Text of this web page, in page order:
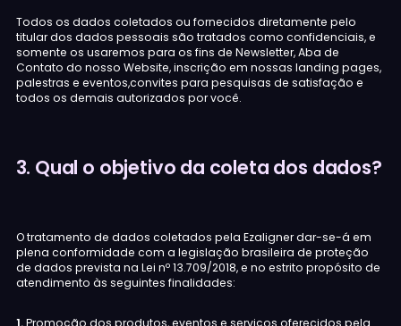
Todos os dados coletados ou fornecidos diretamente pelo
titular dos dados pessoais são tratados como confidenciais, e
somente os usaremos para os fins de Newsletter, Aba de
Contato do nosso Website, inscrição em nossas landing pages,
palestras e eventos,convites para pesquisas de satisfação e
todos os demais autorizados por você.
3. Qual o objetivo da coleta dos dados?
O tratamento de dados coletados pela Ezaligner dar-se-á em
plena conformidade com a legislação brasileira de proteção
de dados prevista na Lei nº 13.709/2018, e no estrito propósito de
atendimento às seguintes finalidades:
1.Promoção dos produtos, eventos e serviços oferecidos pela